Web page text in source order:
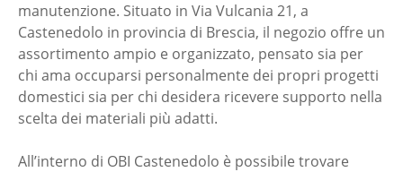
manutenzione. Situato in Via Vulcania 21, a
Castenedolo in provincia di Brescia, il negozio offre un
assortimento ampio e organizzato, pensato sia per
chi ama occuparsi personalmente dei propri progetti
domestici sia per chi desidera ricevere supporto nella
scelta dei materiali più adatti.
All’interno di OBI Castenedolo è possibile trovare